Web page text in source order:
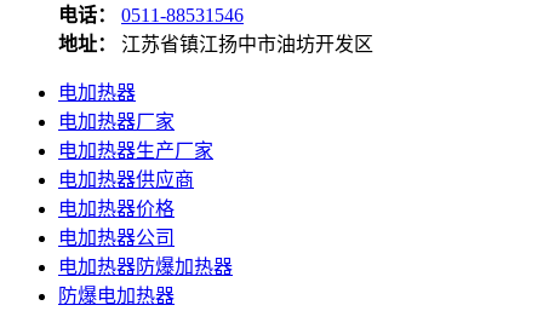
电话：
0511-88531546
地址：
江苏省镇江扬中市油坊开发区
电加热器
电加热器厂家
电加热器生产厂家
电加热器供应商
电加热器价格
电加热器公司
电加热器防爆加热器
防爆电加热器